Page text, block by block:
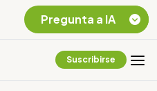
Suscribirse
Pregunta a IA